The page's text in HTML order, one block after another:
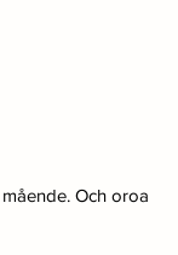
Och oroa